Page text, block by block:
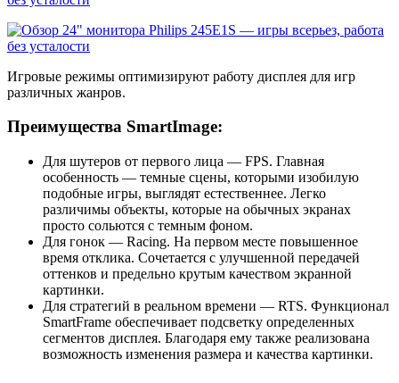
Игровые режимы оптимизируют работу дисплея для игр
различных жанров.
Преимущества SmartImage:
Для шутеров от первого лица — FPS. Главная
особенность — темные сцены, которыми изобилую
подобные игры, выглядят естественнее. Легко
различимы объекты, которые на обычных экранах
просто сольются с темным фоном.
Для гонок — Racing. На первом месте повышенное
время отклика. Сочетается с улучшенной передачей
оттенков и предельно крутым качеством экранной
картинки.
Для стратегий в реальном времени — RTS. Функционал
SmartFrame обеспечивает подсветку определенных
сегментов дисплея. Благодаря ему также реализована
возможность изменения размера и качества картинки.